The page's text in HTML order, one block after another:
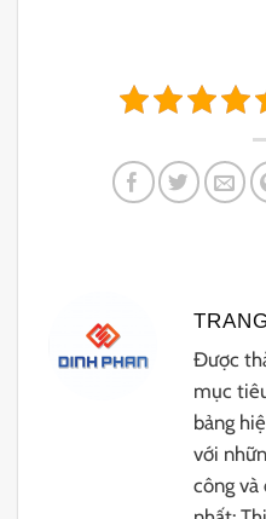
Được
mục
bảng
với
công và